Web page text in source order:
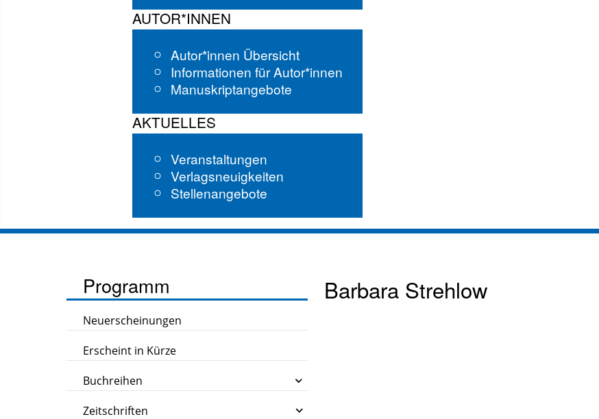
AUTOR*INNEN
Autor*innen Übersicht
Informationen für Autor*innen
Manuskriptangebote
AKTUELLES
Veranstaltungen
Verlagsneuigkeiten
Stellenangebote
Programm
Neuerscheinungen
Erscheint in Kürze
Buchreihen
Zeitschriften
Barbara Strehlow